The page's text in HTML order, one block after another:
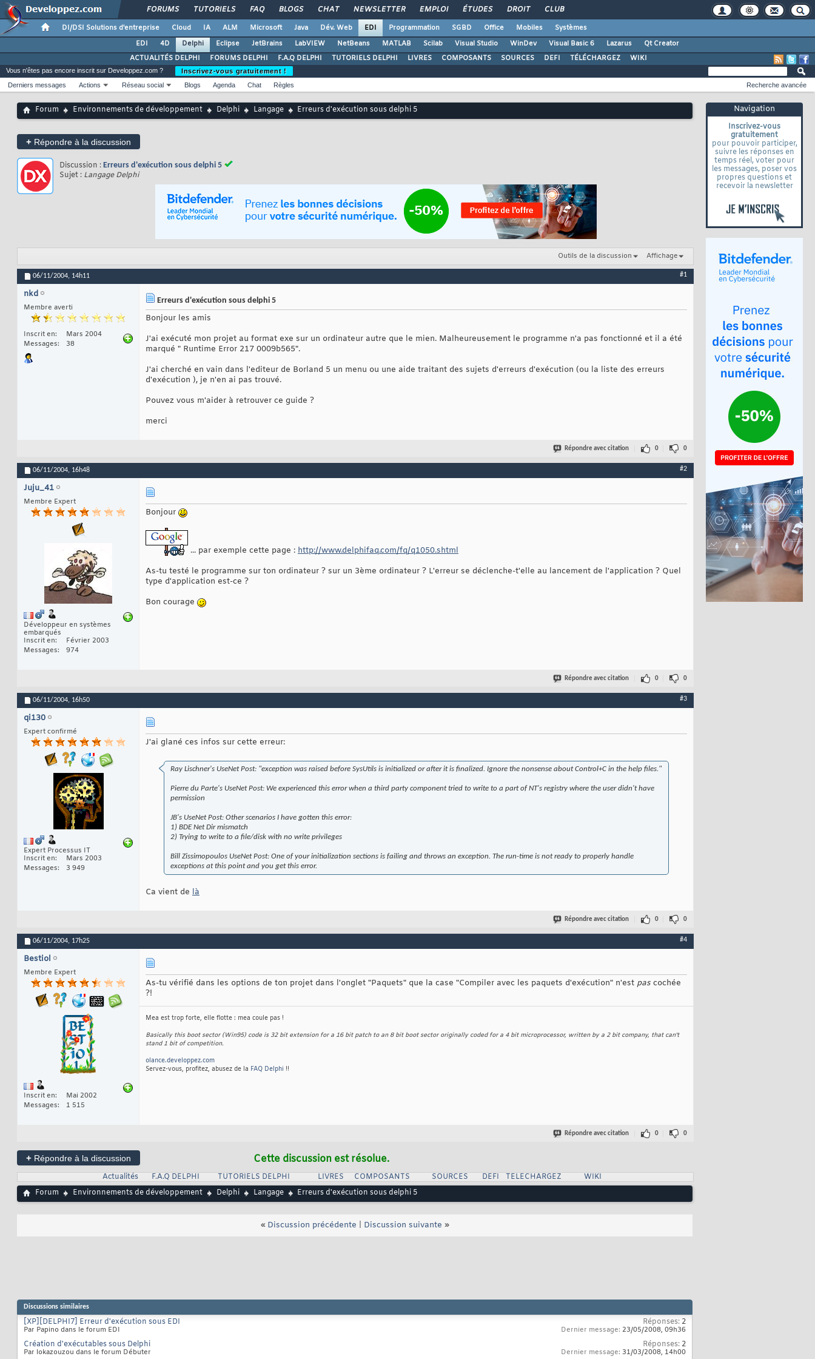
FORUMS TUTORIELS FAQ BLOGS CHAT NEWSLETTER EMPLOI ÉTUDES DROIT CLUB
DI/DSI Solutions d'entreprise Cloud IA ALM Microsoft Java Dév. Web EDI Programmation SGBD Office Mobiles
Systèmes
EDI
4D Delphi Eclipse JetBrains LabVIEW NetBeans MATLAB Scilab Visual Studio WinDev Visual Basic 6 Lazarus
Qt Creator
ACTUALITÉS DELPHI
FORUMS DELPHI F.A.Q DELPHI TUTORIELS DELPHI LIVRES COMPOSANTS SOURCES DEFI TÉLÉCHARGEZ WIKI
Navigation
Inscrivez-vous
gratuitement
pour pouvoir participer,
suivre les réponses en
temps réel, voter pour
les messages, poser vos
propres questions et
recevoir la newsletter
Vous n'êtes pas encore inscrit sur Developpez.com ?
Inscrivez-vous gratuitement !
Derniers messages
Actions Réseau social Blogs Agenda Chat Règles Recherche avancée
Forum Environnements de développement Delphi Langage Erreurs d'exécution sous delphi 5
+ Répondre à la discussion
Discussion : Erreurs d'exécution sous delphi 5
Sujet : Langage Delphi
Outils de la discussion Affichage
06/11/2004, 14h11 #1
nkd
Membre averti
Inscrit en
Mars 2004
Messages
38
Erreurs d'exécution sous delphi 5
Bonjour les amis
J'ai exécuté mon projet au format exe sur un ordinateur autre que le mien. Malheureusement le programme n'a pas fonctionné et il a été
marqué " Runtime Error 217 0009b565".
J'ai cherché en vain dans l'editeur de Borland 5 un menu ou une aide traitant des sujets d'erreurs d'exécution (ou la liste des erreurs
d'exécution ), je n'en ai pas trouvé.
Pouvez vous m'aider à retrouver ce guide ?
merci
Répondre avec citation 0 0
06/11/2004, 16h48 #2
Juju_41
Membre Expert
Développeur en systèmes
embarqués
Inscrit en
Février 2003
Messages
974
Bonjour
... par exemple cette page : http://www.delphifaq.com/fq/q1050.shtml
As-tu testé le programme sur ton ordinateur ? sur un 3ème ordinateur ? L'erreur se déclenche-t'elle au lancement de l'application ? Quel
type d'application est-ce ?
Bon courage
Répondre avec citation 0 0
06/11/2004, 16h50 #3
qi130
Expert confirmé
Expert Processus IT
Inscrit en
Mars 2003
Messages
3 949
J'ai glané ces infos sur cette erreur:
Ray Lischner's UseNet Post: "exception was raised before SysUtils is initialized or after it is finalized. Ignore the nonsense about Control+C in the help files."
Pierre du Parte's UseNet Post: We experienced this error when a third party component tried to write to a part of NT's registry where the user didn't have
permission
JB's UseNet Post: Other scenarios I have gotten this error:
1) BDE Net Dir mismatch
2) Trying to write to a file/disk with no write privileges
Bill Zissimopoulos UseNet Post: One of your initialization sections is failing and throws an exception. The run-time is not ready to properly handle
exceptions at this point and you get this error.
Ca vient de là
Répondre avec citation 0 0
06/11/2004, 17h25 #4
Bestiol
Membre Expert
Inscrit en
Mai 2002
Messages
1 515
As-tu vérifié dans les options de ton projet dans l'onglet "Paquets" que la case "Compiler avec les paquets d'exécution" n'est pas cochée
?!
Mea est trop forte, elle flotte : mea coule pas !
Basically this boot sector (Win95) code is 32 bit extension for a 16 bit patch to an 8 bit boot sector originally coded for a 4 bit microprocessor, written by a 2 bit company, that can't
stand 1 bit of competition.
olance.developpez.com
Servez-vous, profitez, abusez de la FAQ Delphi !!
Répondre avec citation 0 0
+ Répondre à la discussion Cette discussion est résolue.
Actualités F.A.Q DELPHI TUTORIELS DELPHI LIVRES COMPOSANTS SOURCES DEFI TELECHARGEZ
WIKI
Forum
Environnements de développement Delphi Langage Erreurs d'exécution sous delphi 5
« Discussion précédente Discussion suivante »
Discussions similaires
[XP][DELPHI7] Erreur d'exécution sous EDI
Par Papino dans le forum EDI
Réponses: 2
Dernier message: 23/05/2008, 09h36
Création d'exécutables sous Delphi
Par lokazouzou dans le forum Débuter
Réponses: 2
Dernier message: 31/03/2008, 14h00